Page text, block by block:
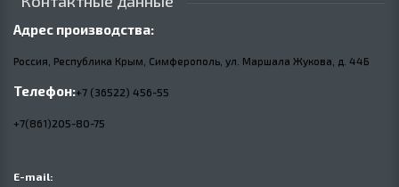
Адрес производства:
Россия, Республика Крым, Симферополь, ул. Маршала Жукова, д. 44Б
Телефон:+7 (36522) 456-55
+7(861)205-80-75
E-mail: